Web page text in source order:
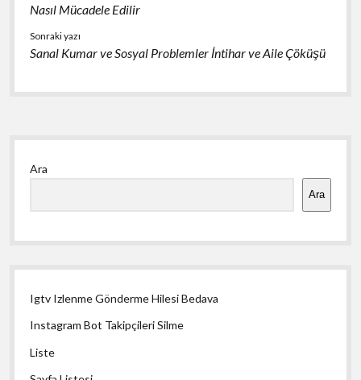
Nasıl Mücadele Edilir
Sonraki yazı
Sanal Kumar ve Sosyal Problemler İntihar ve Aile Çöküşü
Yan
Menü
Ara
Ara
Igtv Izlenme Gönderme Hilesi Bedava
Instagram Bot Takipçileri Silme
Liste